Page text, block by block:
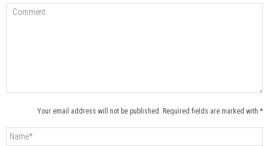
Your email address will not be published. Required fields are marked with *